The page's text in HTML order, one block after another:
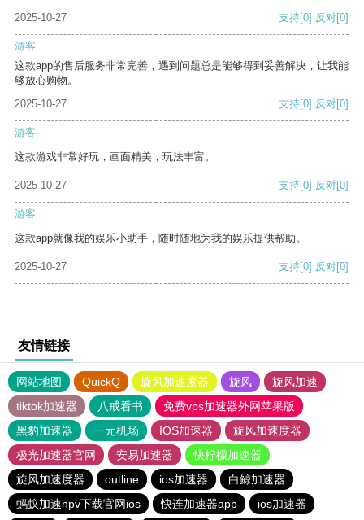
2025-10-27 支持[0] 反对[0]
游客
这款app的售后服务非常完善，遇到问题总是能够得到妥善解决，让我能
够放心购物。
2025-10-27
支持[0] 反对[0]
游客
这款游戏非常好玩，画面精美，玩法丰富。
2025-10-27 支持[0] 反对[0]
游客
这款app就像我的娱乐小助手，随时随地为我的娱乐提供帮助。
2025-10-27 支持[0] 反对[0]
友情链接
网站地图 QuickQ 旋风加速度器 旋风
旋风加速
tiktok加速器
八戒看书
免费vps加速器外网苹果版
黑豹加速器
一元机场 IOS加速器
旋风加速度器
极光加速器官网
安易加速器
快柠檬加速器
旋风加速度器
outline ios加速器
白鲸加速器
蚂蚁加速npv下载官网ios
快连加速器app ios加速器